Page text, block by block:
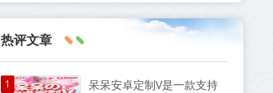
热评文章
1
呆呆安卓定制V是一款支持